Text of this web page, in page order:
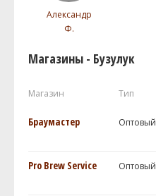
Александр
Ф.
Магазины - Бузулук
Магазин Тип
Браумастер Оптовый
Pro Brew Service Оптовый